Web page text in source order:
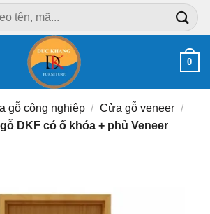
0
gỗ công nghiệp / Cửa gỗ veneer /
DKF có ổ khóa + phủ Veneer